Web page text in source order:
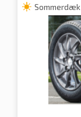
Sommerdæk